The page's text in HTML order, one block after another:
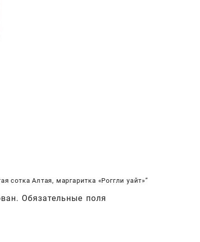
сотка Алтая, маргаритка «Роггли уайт»”
Обязательные поля